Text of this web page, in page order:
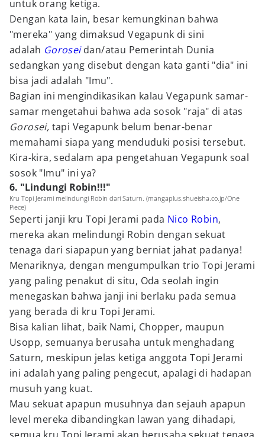
untuk orang ketiga.
Dengan kata lain, besar kemungkinan bahwa
"mereka" yang dimaksud Vegapunk di sini
adalah Goroseidan/atau Pemerintah Dunia
sedangkan yang disebut dengan kata ganti "dia" ini
bisa jadi adalah "Imu".
Bagian ini mengindikasikan kalau Vegapunk samar-
samar mengetahui bahwa ada sosok "raja" di atas
Gorosei, tapi Vegapunk belum benar-benar
memahami siapa yang menduduki posisi tersebut.
Kira-kira, sedalam apa pengetahuan Vegapunk soal
sosok "Imu" ini ya?
6. "Lindungi Robin!!!"
Kru Topi Jerami melindungi Robin dari Saturn. (mangaplus.shueisha.co.jp/One
Piece)
Seperti janji kru Topi Jerami pada Nico Robin,
mereka akan melindungi Robin dengan sekuat
tenaga dari siapapun yang berniat jahat padanya!
Menariknya, dengan mengumpulkan trio Topi Jerami
yang paling penakut di situ, Oda seolah ingin
menegaskan bahwa janji ini berlaku pada semua
yang berada di kru Topi Jerami.
Bisa kalian lihat, baik Nami, Chopper, maupun
Usopp, semuanya berusaha untuk menghadang
Saturn, meskipun jelas ketiga anggota Topi Jerami
ini adalah yang paling pengecut, apalagi di hadapan
musuh yang kuat.
Mau sekuat apapun musuhnya dan sejauh apapun
level mereka dibandingkan lawan yang dihadapi,